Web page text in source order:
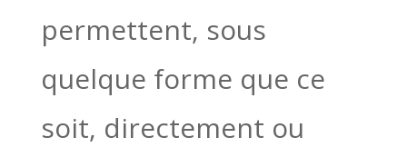
permettent, sous
quelque forme que ce
soit, directement ou